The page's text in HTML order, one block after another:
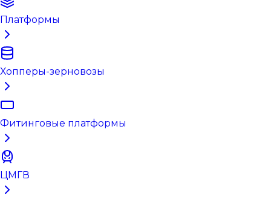
Платформы
Хопперы-зерновозы
Фитинговые платформы
ЦМГВ